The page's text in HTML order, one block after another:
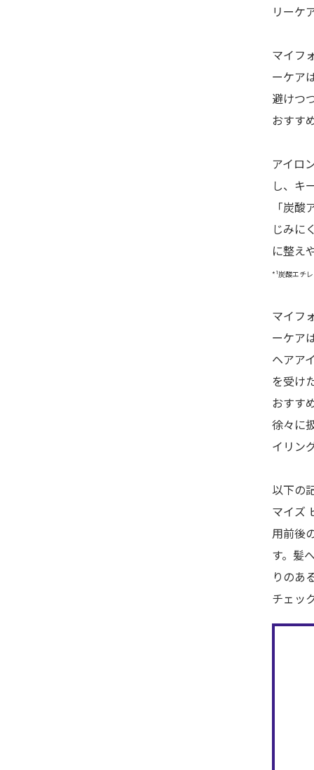
リーケ
マイフ
ーケア
避けつ
おすす
アイロ
し、キ
「炭
じみに
に整え
*¹炭酸エチ
マイフ
ーケア
ヘアア
を受け
おすす
徐々に
イリン
以下の
マイズ
用前後
す。髪
りのあ
チェッ